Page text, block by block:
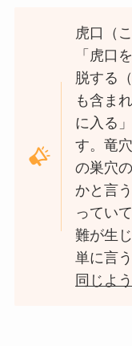
虎口（
「 虎口
脱する
も含ま
に入る
す。竜
の巣穴
かと言
ってい
難が生
単に言
同じよ